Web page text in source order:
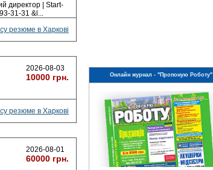
директор | Start-
31-31 &l ...
резюме в Харкові
2026-08-03
10000 грн.
резюме в Харкові
2026-08-01
60000 грн.
Онлайн журнал - "Пропоную Роботу"